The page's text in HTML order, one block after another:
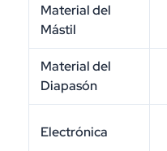
Material del
Mástil
Material del
Diapasón
Electrónica